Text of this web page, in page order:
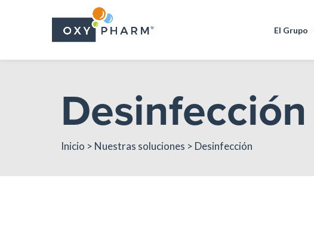
content
El Grupo
Desinfección
Inicio > Nuestras soluciones > Desinfección